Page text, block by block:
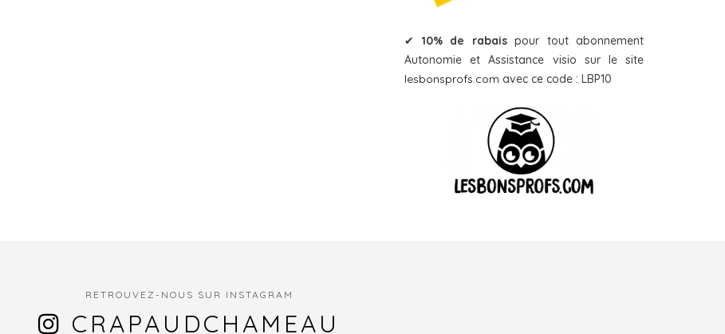
✔ 10% de rabaispour tout abonnement
Autonomie et Assistance visio sur le site
lesbonsprofs.com avec ce code : LBP10
RETROUVEZ-NOUS SUR INSTAGRAM
CRAPAUDCHAMEAU